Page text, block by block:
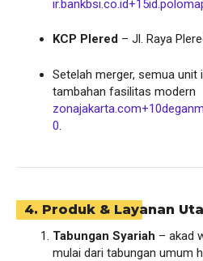
ir.bankbsi.co.id+15
KCP Plered – Jl. Raya
Setelah merger, semua unit
tambahan fasilitas modern
zonajakarta.com+10
0
4. Produk & Layanan
Tabungan Syariah – akad
mulai dari tabungan umum